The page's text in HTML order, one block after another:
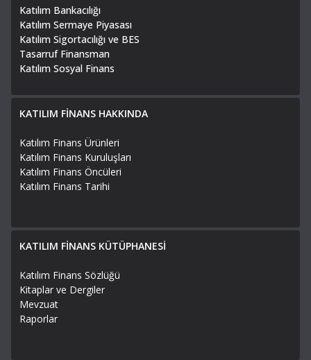
Katılım Bankacılığı
Katılım Sermaye Piyasası
Katılım Sigortacılığı ve BES
Tasarruf Finansman
Katılım Sosyal Finans
KATILIM FİNANS HAKKINDA
Katılım Finans Ürünleri
Katılım Finans Kuruluşları
Katılım Finans Öncüleri
Katılım Finans Tarihi
KATILIM FİNANS KÜTÜPHANESİ
Katılım Finans Sözlüğü
Kitaplar ve Dergiler
Mevzuat
Raporlar